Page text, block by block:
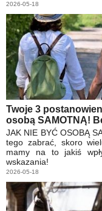
2026-05-18
Twoje 3
osobą SAMOTNĄ!
JAK NIE BYĆ OSOBĄ
tego zabrać, skoro
mamy na to jakiś
wskazania!
2026-05-18